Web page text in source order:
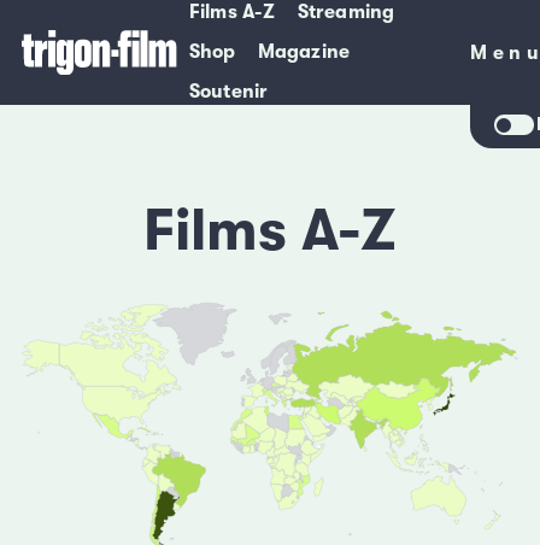
Films A-Z
Streaming
Shop
Magazine
Soutenir
Films A-Z